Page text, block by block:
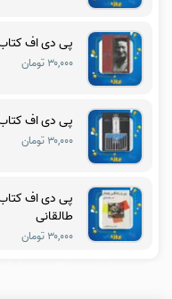
پی دی اف
۳۰,۰۰۰ تومان
پی دی اف
۳۰,۰۰۰ تومان
پی دی اف کتاب
طالقانی
۳۰,۰۰۰ تومان